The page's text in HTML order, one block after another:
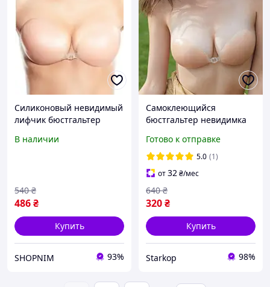
Силиконовый невидимый
лифчик бюстгальтер
В наличии
486₴
540 ₴
Купить
SHOPNIM 93%
Самоклеющийся
бюстгальтер невидимка
невидимка, силиконовый
бюстгальтер без бретелек
Готово к отправке
5.0 (1)
от32₴/мес
320₴
640 ₴
Купить
Starkop 98%